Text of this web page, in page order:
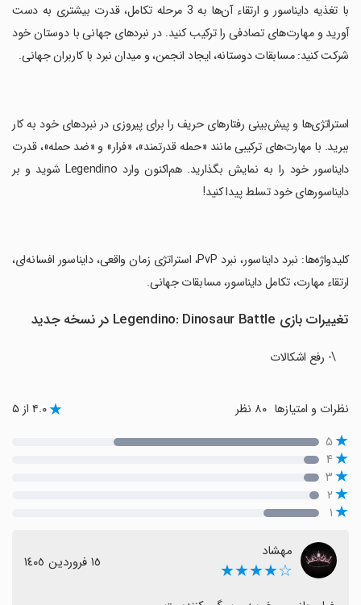
‏با تغذیه دایناسور و ارتقاء آن‌ها به 3 مرحله تکامل، قدرت بیشتری به دست
آورید و مهارت‌های تصادفی را ترکیب کنید. در نبردهای جهانی با دوستان خود
شرکت کنید: مسابقات دوستانه، ایجاد انجمن، و میدان نبرد با کاربران جهانی.
‏استراتژی‌ها و پیش‌بینی رفتارهای حریف را برای پیروزی در نبردهای خود به کار
ببرید. با مهارت‌های ترکیبی مانند «حمله قدرتمند»، «فرار» و «ضد حمله»، قدرت
دایناسور خود را به نمایش بگذارید. هم‌اکنون وارد Legendino شوید و بر
دایناسورهای خود تسلط پیدا کنید!
‏کلیدواژه‌ها: نبرد دایناسور، نبرد PvP، استراتژی زمان واقعی، دایناسور افسانه‌ای،
ارتقاء مهارت، تکامل دایناسور، مسابقات جهانی.
تغییرات بازی Legendino: Dinosaur Battle در نسخه جدید
\- رفع اشکالات
نظرات و امتیازها ۴.۰ از ۵
۵
۴
۳
۲
۱
مهشاد
☆★★★★ ١٥ فروردین ١٤٠٥